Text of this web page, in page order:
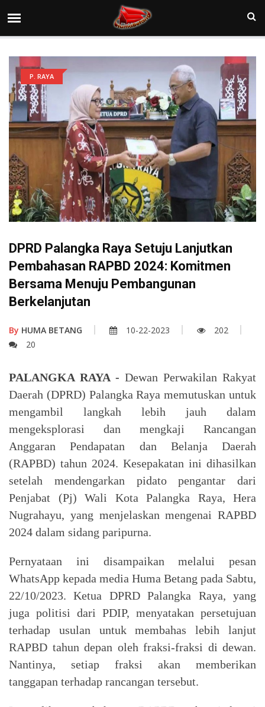
P. RAYA
DPRD Palangka Raya Setuju Lanjutkan
Pembahasan RAPBD 2024: Komitmen
Bersama Menuju Pembangunan
Berkelanjutan
By HUMA BETANG 10-22-2023
202
20
PALANGKA RAYA - Dewan Perwakilan Rakyat
Daerah (DPRD) Palangka Raya memutuskan untuk
mengambil langkah lebih jauh dalam
mengeksplorasi dan mengkaji Rancangan
Anggaran Pendapatan dan Belanja Daerah
(RAPBD) tahun 2024. Kesepakatan ini dihasilkan
setelah mendengarkan pidato pengantar dari
Penjabat (Pj) Wali Kota Palangka Raya, Hera
Nugrahayu, yang menjelaskan mengenai RAPBD
2024 dalam sidang paripurna.
Pernyataan ini disampaikan melalui pesan
WhatsApp kepada media Huma Betang pada Sabtu,
22/10/2023. Ketua DPRD Palangka Raya, yang
juga politisi dari PDIP, menyatakan persetujuan
terhadap usulan untuk membahas lebih lanjut
RAPBD tahun depan oleh fraksi-fraksi di dewan.
Nantinya, setiap fraksi akan memberikan
tanggapan terhadap rancangan tersebut.